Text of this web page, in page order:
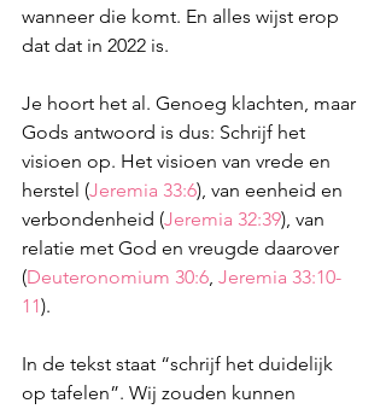
wanneer die komt. En alles wijst erop
dat dat in 2022 is.
Je hoort het al. Genoeg klachten, maar
Gods antwoord is dus: Schrijf het
visioen op. Het visioen van vrede en
herstel (Jeremia 33:6), van eenheid en
verbondenheid (Jeremia 32:39), van
relatie met God en vreugde daarover
(Deuteronomium 30:6, Jeremia 33:10-
11).
In de tekst staat “schrijf het duidelijk
op tafelen”. Wij zouden kunnen